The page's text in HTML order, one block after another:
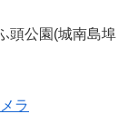
頭公園(城南島埠
ラ